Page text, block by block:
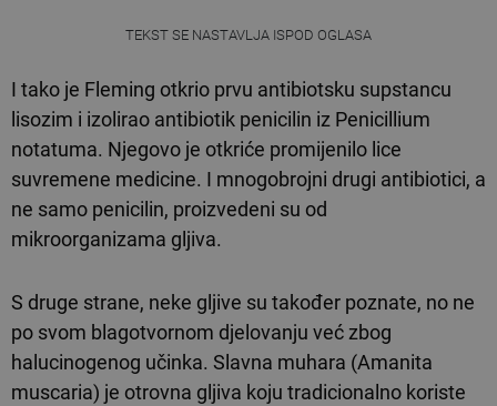
TEKST SE NASTAVLJA ISPOD OGLASA
I tako je Fleming otkrio prvu antibiotsku supstancu
lisozim i izolirao antibiotik penicilin iz Penicillium
notatuma. Njegovo je otkriće promijenilo lice
suvremene medicine. I mnogobrojni drugi antibiotici, a
ne samo penicilin, proizvedeni su od
mikroorganizama gljiva.
S druge strane, neke gljive su također poznate, no ne
po svom blagotvornom djelovanju već zbog
halucinogenog učinka. Slavna muhara (Amanita
muscaria) je otrovna gljiva koju tradicionalno koriste